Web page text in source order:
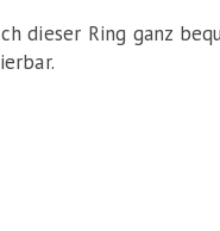
dieser Ring ganz